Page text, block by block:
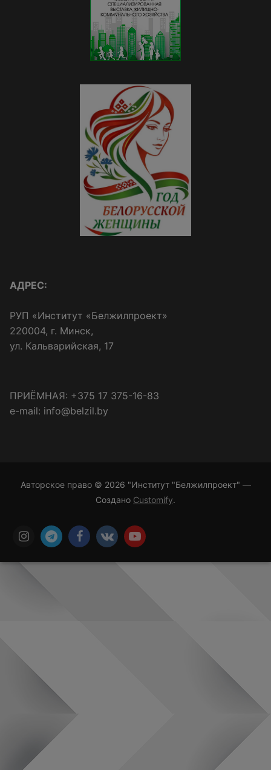
АДРЕС:
РУП «Институт «Белжилпроект»
220004, г. Минск,
ул. Кальварийская, 17
ПРИЁМНАЯ: +375 17 375-16-83
e-mail: info@belzil.by
Авторское право © 2026 "Институт "Белжилпроект" —
Создано Customify.